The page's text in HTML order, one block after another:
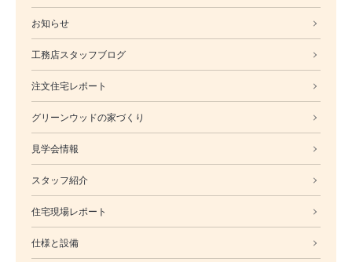
会社概要
採用情報
スタッフ紹介
ブログ
お知らせ
お問い合わせ・資料請求
SNS
お知らせ
工務店スタッフブログ
注文住宅レポート
グリーンウッドの家づくり
見学会情報
スタッフ紹介
住宅現場レポート
仕様と設備